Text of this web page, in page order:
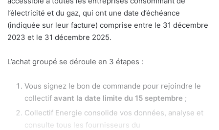
l’électricité et du gaz, qui ont une date d’échéance
(indiquée sur leur facture) comprise entre le 31 décembre
2023 et le 31 décembre 2025.
L’achat groupé se déroule en 3 étapes :
Vous signez le bon de commande pour rejoindre le
collectif avant la date limite du 15 septembre ;
Collectif Energie consolide vos données, analyse et
consulte tous les fournisseurs du